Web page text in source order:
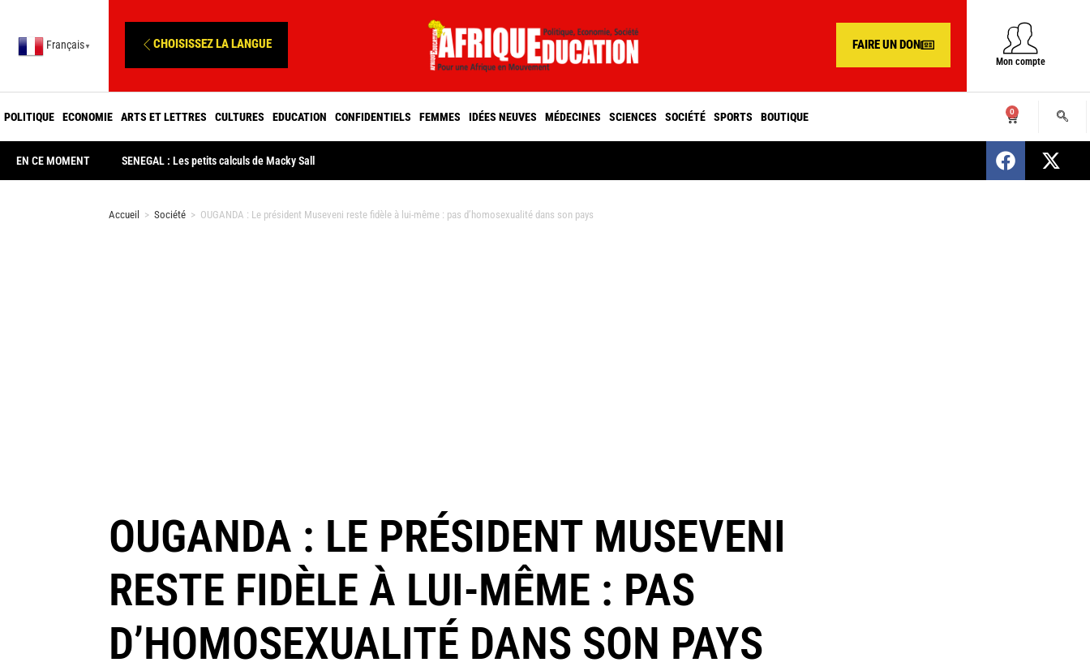
Français ▼ CHOISISSEZ LA LANGUE FAIRE UN DON
Mon compte
POLITIQUE ECONOMIE ARTS ET LETTRES CULTURES EDUCATION CONFIDENTIELS FEMMES IDÉES NEUVES MÉDECINES SCIENCES SOCIÉTÉ SPORTS BOUTIQUE 0
EN CE MOMENT SENEGAL : Les petits calculs de Macky Sall SENEGAL : Nomination d’un nouveau
Accueil > Société > OUGANDA : Le président Museveni reste fidèle à lui-même : pas d’homosexualité dans son pays
OUGANDA : LE PRÉSIDENT MUSEVENI
RESTE FIDÈLE À LUI-MÊME : PAS
D’HOMOSEXUALITÉ DANS SON PAYS